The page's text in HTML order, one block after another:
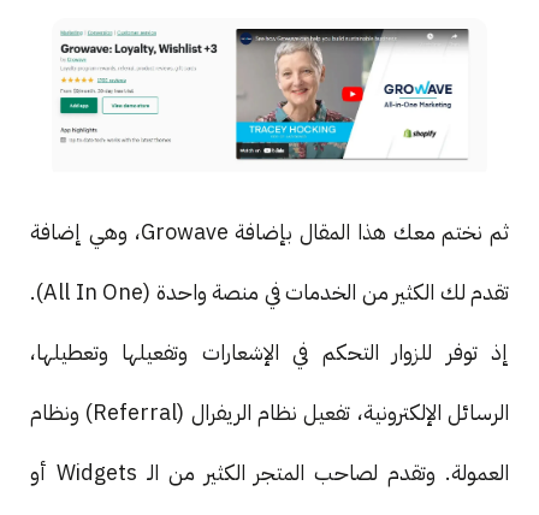
ثم نختم معك هذا المقال بإضافة Growave، وهي إضافة
تقدم لك الكثير من الخدمات في منصة واحدة (All In One).
إذ توفر للزوار التحكم في الإشعارات وتفعيلها وتعطيلها،
الرسائل الإلكترونية، تفعيل نظام الريفرال (Referral) ونظام
العمولة. وتقدم لصاحب المتجر الكثير من الـ Widgets أو